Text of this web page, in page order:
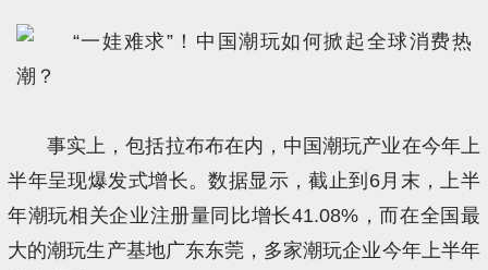
事实上，包括拉布布在内，中国潮玩产业在今年上
半年呈现爆发式增长。数据显示，截止到6月末，上半
年潮玩相关企业注册量同比增长41.08%，而在全国最
大的潮玩生产基地广东东莞，多家潮玩企业今年上半年